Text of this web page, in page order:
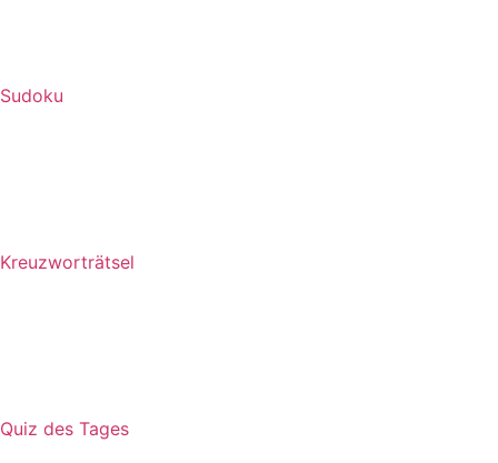
Sudoku
Kreuzworträtsel
Quiz des Tages